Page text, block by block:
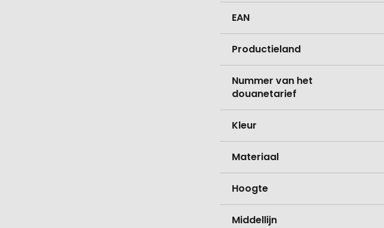
EAN
Productieland
Nummer van het
douanetarief
Kleur
Materiaal
Hoogte
Middellijn